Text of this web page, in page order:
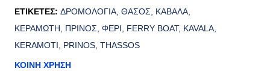
ΕΤΙΚΈΤΕΣ: ΔΡΟΜΟΛΟΓΙΑ ΘΑΣΟΣ
ΚΑΒΑΛΑ
ΚΕΡΑΜΩΤΗ
ΠΡΙΝΟΣ ΦΕΡΙ FERRY BOAT KAVALA
KERAMOTI
PRINOS THASSOS
ΚΟΙΝΉ ΧΡΉΣΗ